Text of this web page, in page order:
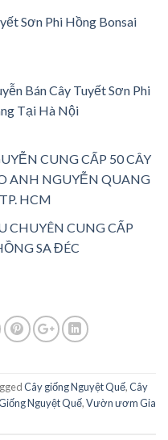
Sơn Phi Hồng Bonsai
Bán Cây Tuyết Sơn Phi
Tại Hà Nội
CUNG CẤP 50 CÂY
ANH NGUYỄN QUANG
HCM
CHUYÊN CUNG CẤP
SA ĐÉC
Cây giống Nguyệt Quế,Cây
Nguyệt Quế,Vườn ươm Gia